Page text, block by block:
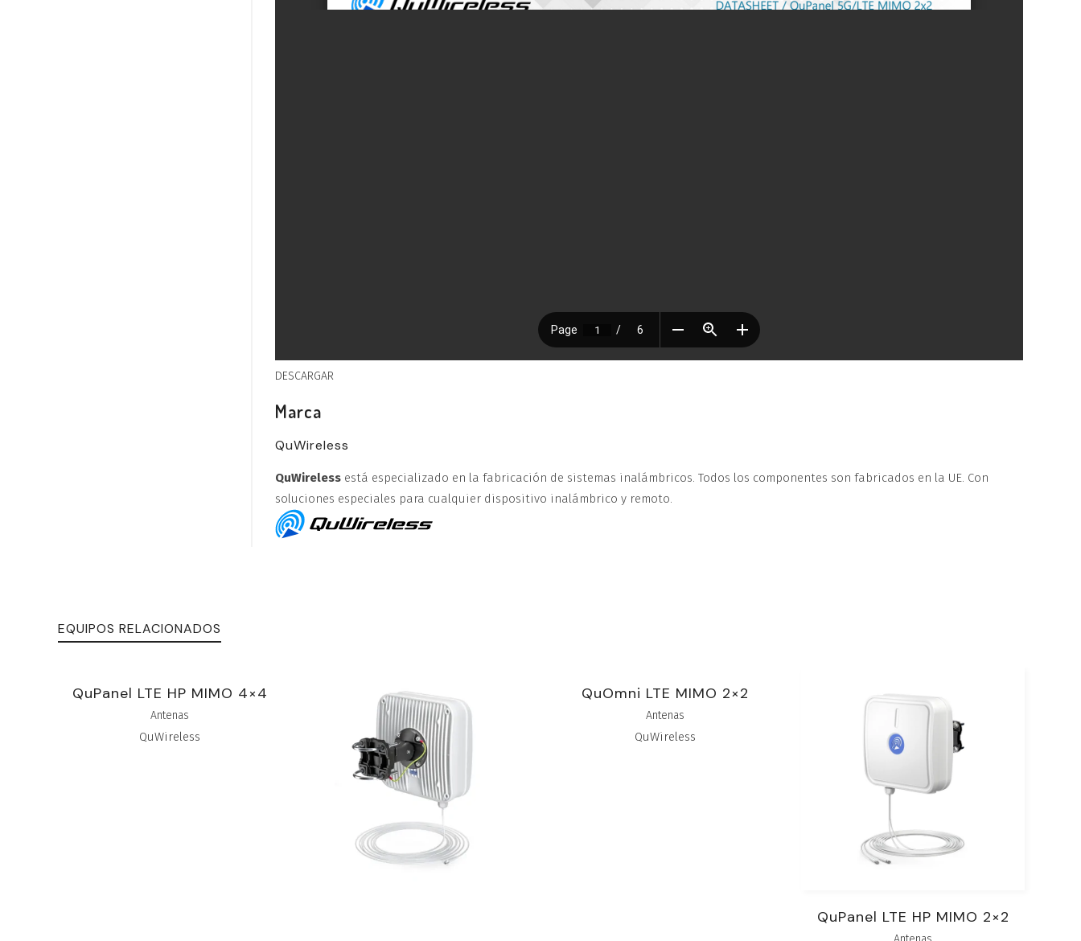
DESCARGAR
Marca
QuWireless
QuWireless está especializado en la fabricación de sistemas inalámbricos. Todos los componentes son fabricados en la UE. Con
soluciones especiales para cualquier dispositivo inalámbrico y remoto.
EQUIPOS RELACIONADOS
QuPanel LTE HP MIMO 4×4
Antenas
QuWireless
QuPanel LTE HP SISO
Antenas
QuWireless
QuOmni LTE MIMO 2×2
Antenas
QuWireless
QuPanel LTE HP MIMO 2×2